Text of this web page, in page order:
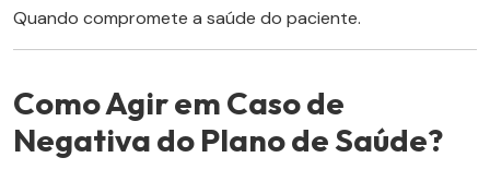
Quando compromete a saúde do paciente.
Como Agir em Caso de
Negativa do Plano de Saúde?